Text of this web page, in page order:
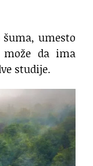
umesto
može da ima
studije.